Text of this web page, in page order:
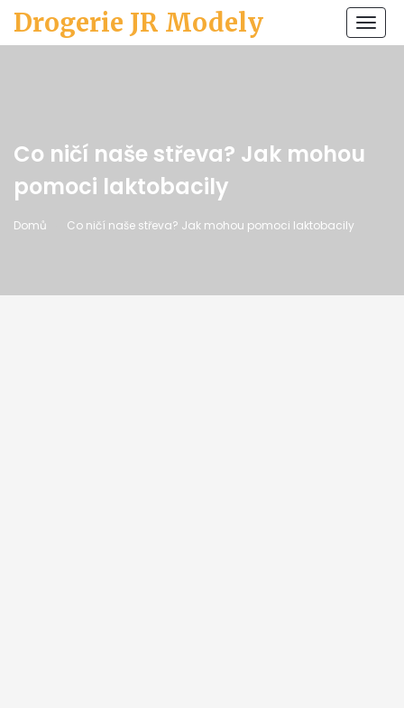
Drogerie JR Modely
Co ničí naše střeva? Jak mohou
pomoci laktobacily
Domů Co ničí naše střeva? Jak mohou pomoci laktobacily